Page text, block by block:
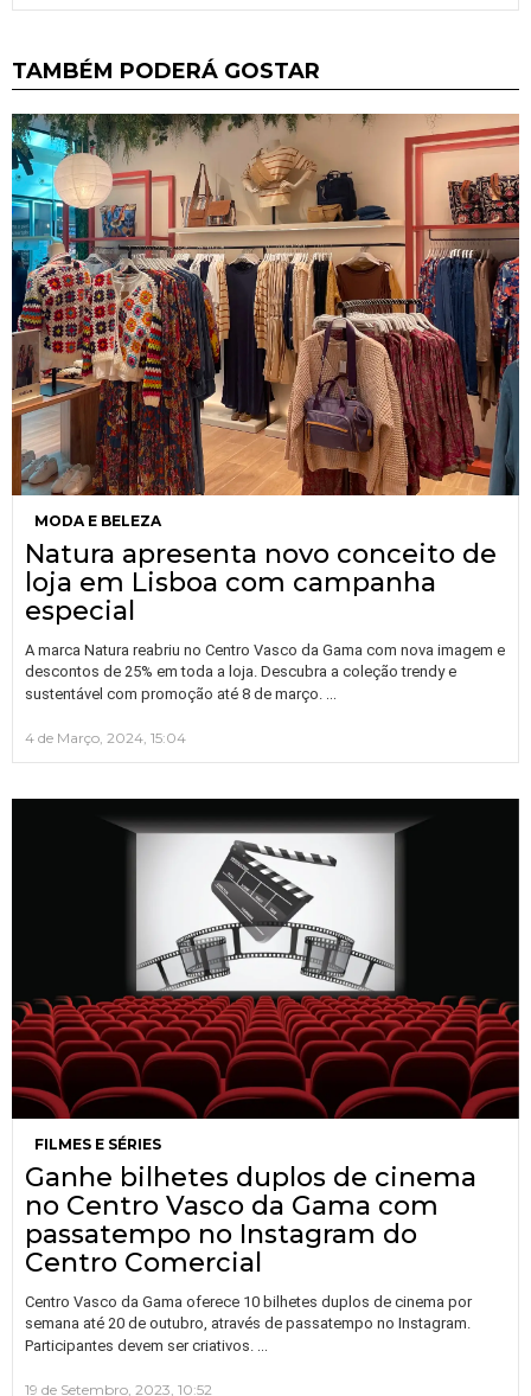
TAMBÉM PODERÁ GOSTAR
MODA E BELEZA
Natura apresenta novo conceito de
loja em Lisboa com campanha
especial
A marca Natura reabriu no Centro Vasco da Gama com nova imagem e
descontos de 25% em toda a loja. Descubra a coleção trendy e
sustentável com promoção até 8 de março.
4 de Março, 2024, 15:04
FILMES E SÉRIES
Ganhe bilhetes duplos de cinema
no Centro Vasco da Gama com
passatempo no Instagram do
Centro Comercial
Centro Vasco da Gama oferece 10 bilhetes duplos de cinema por
semana até 20 de outubro, através de passatempo no Instagram.
Participantes devem ser criativos. …
19 de Setembro, 2023, 10:52